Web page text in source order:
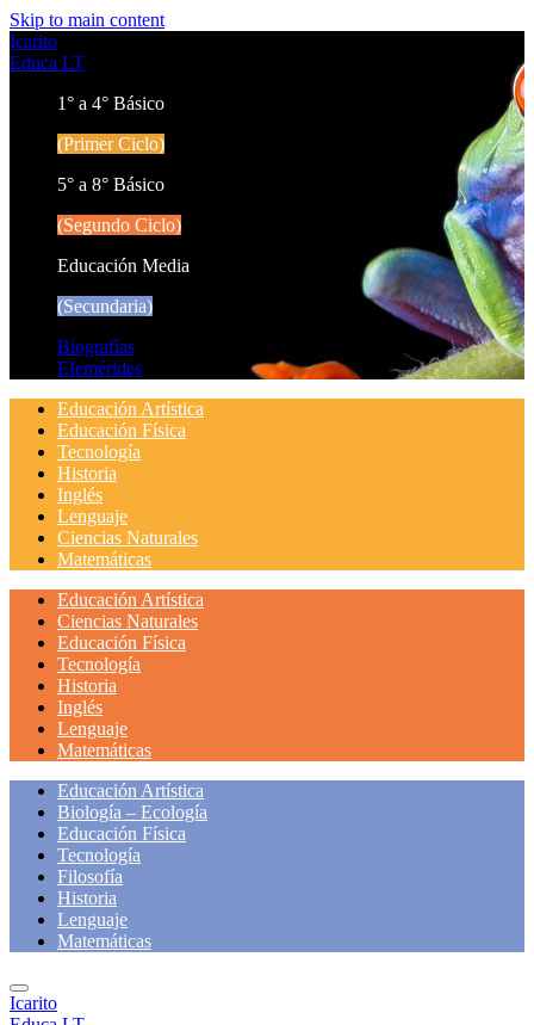
Skip to main content
Icarito
Educa LT
1° a 4° Básico
(Primer Ciclo)
5° a 8° Básico
(Segundo Ciclo)
Educación Media
(Secundaria)
Biografías
Efemérides
Educación Artística
Educación Física
Tecnología
Historia
Inglés
Lenguaje
Ciencias Naturales
Matemáticas
Educación Artística
Ciencias Naturales
Educación Física
Tecnología
Historia
Inglés
Lenguaje
Matemáticas
Educación Artística
Biología – Ecología
Educación Física
Tecnología
Filosofía
Historia
Lenguaje
Matemáticas
Icarito